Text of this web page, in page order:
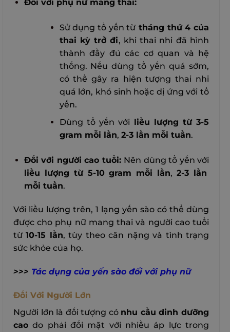
Đối với phụ nữ mang thai:
Sử dụng tổ yến từ tháng thứ 4 của
thai kỳ trở đi, khi thai nhi đã hình
thành đầy đủ các cơ quan và hệ
thống. Nếu dùng tổ yến quá sớm,
có thể gây ra hiện tượng thai nhi
quá lớn, khó sinh hoặc dị ứng với tổ
yến.
Dùng tổ yến với liều lượng từ 3-5
gram mỗi lần, 2-3 lần mỗi tuần.
Đối với người cao tuổi: Nên dùng tổ yến với
liều lượng từ 5-10 gram mỗi lần,2-3 lần
mỗi tuần.
Với liều lượng trên, 1 lạng yến sào có thể dùng
được cho phụ nữ mang thai và người cao tuổi
từ10-15 lần, tùy theo cân nặng và tình trạng
sức khỏe của họ.
>>> Tác dụng của yến sào đối với phụ nữ
Đối Với Người Lớn
Người lớn là đối tượng có nhu cầu dinh dưỡng
cao do phải đối mặt với nhiều áp lực trong